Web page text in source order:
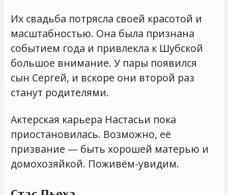
Их свадьба потрясла своей красотой и
масштабностью. Она была признана
событием года и привлекла к Шубской
большое внимание. У пары появился
сын Сергей, и вскоре они второй раз
станут родителями.
Актерская карьера Настасьи пока
приостановилась. Возможно, её
призвание — быть хорошей матерью и
домохозяйкой. Поживём-увидим.